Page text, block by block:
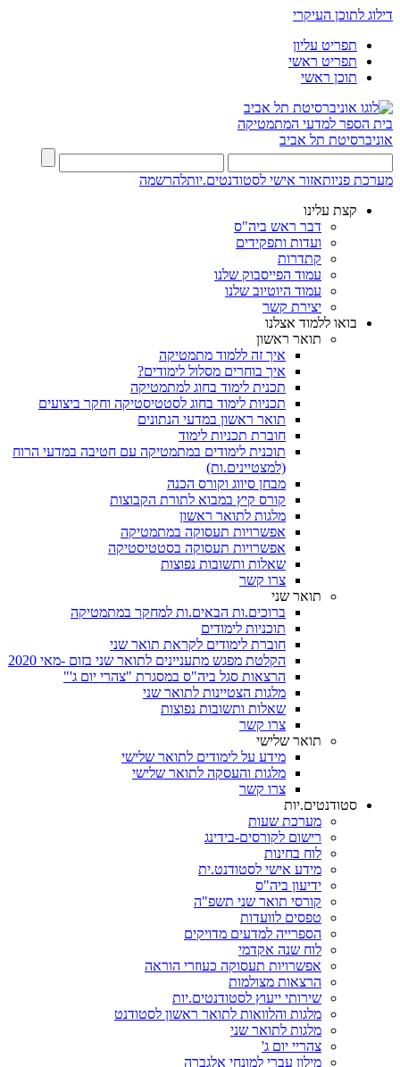
דילוג לתוכן העיקרי
תפריט עליון
תפריט ראשי
תוכן ראשי
בית הספר למדעי המתמטיקה
אוניברסיטת תל אביב
מערכת פניותאזור אישי לסטודנטים.יותלהרשמה
קצת עלינו
דבר ראש ביה"ס
ועדות ותפקידים
קתדרות
עמוד הפייסבוק שלנו
עמוד היוטיוב שלנו
יצירת קשר
בואו ללמוד אצלנו
תואר ראשון
איך זה ללמוד מתמטיקה
איך בוחרים מסלול לימודים?
תכנית לימוד בחוג למתמטיקה
תכניות לימוד בחוג לסטטיסטיקה וחקר ביצועים
תואר ראשון במדעי הנתונים
חוברת תכניות לימוד
תוכנית לימודים במתמטיקה עם חטיבה במדעי הרוח
(למצטיינים.ות)
מבחן סיווג וקורס הכנה
קורס קיץ במבוא לתורת הקבוצות
מלגות לתואר ראשון
אפשרויות תעסוקה במתמטיקה
אפשרויות תעסוקה בסטטיסטיקה
שאלות ותשובות נפוצות
צרו קשר
תואר שני
ברוכים.ות הבאים.ות למחקר במתמטיקה
תוכניות לימודים
חוברת לימודים לקראת תואר שני
הקלטת מפגש מתעניינים לתואר שני בזום -מאי 2020
הרצאות סגל ביה"ס במסגרת "צהרי יום ג'"
מלגות הצטיינות לתואר שני
שאלות ותשובות נפוצות
צרו קשר
תואר שלישי
מידע על לימודים לתואר שלישי
מלגות והעסקה לתואר שלישי
צרו קשר
סטודנטים.יות
מערכת שעות
רישום לקורסים-בידינג
לוח בחינות
מידע אישי לסטודנט.ית
ידיעון ביה"ס
קורסי תואר שני תשפ"ה
טפסים לוועדות
הספרייה למדעים מדויקים
לוח שנה אקדמי
אפשרויות תעסוקה כעוזרי הוראה
הרצאות מצולמות
שירותי ייעוץ לסטודנטים.יות
מלגות והלוואות לתואר ראשון לסטודנט
מלגות לתואר שני
צהריי יום ג'
מילון עברי למונחי אלגברה